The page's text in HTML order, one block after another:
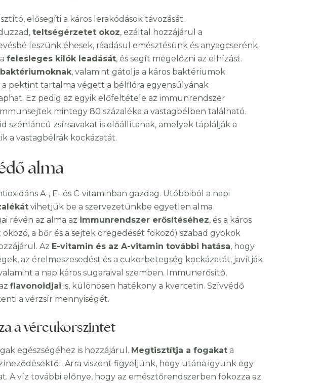
elősegíti a káros lerakódások távozását.
teltségérzetet okoz, ezáltal hozzájárul a
leszünk éhesek, ráadásul emésztésünk és anyagcserénk
felesleges kilók leadását, és segít megelőzni az elhízást.
, valamint gátolja a káros baktériumok
pektint tartalma végett a bélflóra egyensúlyának
Ez pedig az egyik előfeltétele az immunrendszer
mintegy 80 százaléka a vastagbélben található.
szénláncú zsírsavakat is előállítanak, amelyek táplálják a
a vastagbélrák kockázatát.
alma
A-, E- és C-vitaminban gazdag. Utóbbiból a napi
vihetjük be a szervezetünkbe egyetlen alma
révén az alma az immunrendszer erősítéséhez, és a káros
a bőr és a sejtek öregedését fokozó) szabad gyökök
Az E-vitamin és az A-vitamin további hatása, hogy
az érelmeszesedést és a cukorbetegség kockázatát, javítják
a nap káros sugaraival szemben. Immunerősítő,
flavonoidjai is, különösen hatékony a kvercetin. Szívvédő
a vérzsír mennyiségét.
a vércukorszintet
egészségéhez is hozzájárul. Megtisztítja a fogakat a
Arra viszont figyeljünk, hogy utána igyunk egy
A víz további előnye, hogy az emésztőrendszerben fokozza az